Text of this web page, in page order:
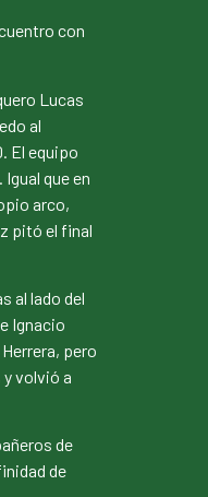
con
Lucas
al
El equipo
que en
arco,
pitó el final
al lado del
Ignacio
pero
volvió a
de
de